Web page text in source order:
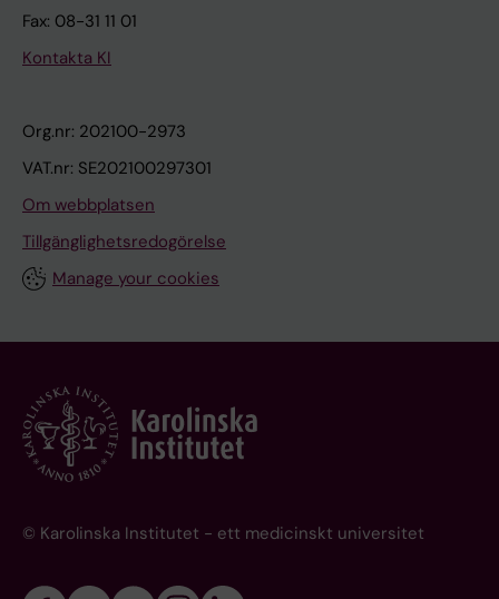
Fax: 08-31 11 01
Kontakta KI
Org.nr: 202100-2973
VAT.nr: SE202100297301
Om webbplatsen
Tillgänglighetsredogörelse
Manage your cookies
© Karolinska Institutet - ett medicinskt universitet